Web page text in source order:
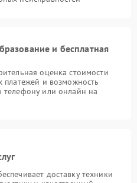
и бесплатная
оценка стоимости
платежей и возможность
телефону или онлайн на
доставку техники